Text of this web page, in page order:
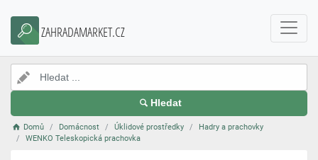
ZAHRADAMARKET.CZ
Hledat
Domů Domácnost Úklidové prostředky
Hadry a prachovky
WENKO Teleskopická prachovka